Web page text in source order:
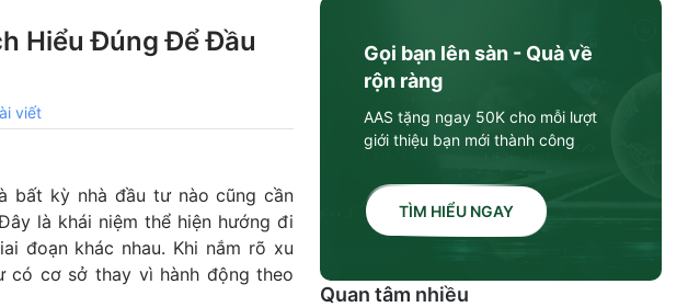
Hiểu Đúng Để Đầu
viết
bất kỳ nhà đầu tư nào cũng cần
là khái niệm thể hiện hướng đi
đoạn khác nhau. Khi nắm rõ xu
có cơ sở thay vì hành động theo
Gọi bạn lên sàn - Quà về
rộn ràng
AAS tặng ngay 50K cho mỗi lượt
giới thiệu bạn mới thành công
TÌM HIỂU NGAY
Quan tâm nhiều